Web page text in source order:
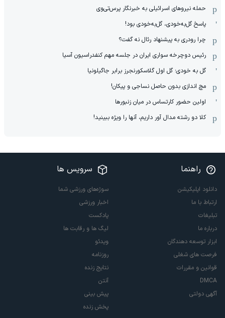
حمله نیروهای اسرائیلی به خبرنگار پرس‌تی‌وی
پاسخ گل‌به‌خودی، گل‌به‌خودی بود!
چرا رودری به پیشنهاد رئال نه گفت؟
رئیس دوچرخه سواری ایران در جلسه مهم کنفدراسیون آسیا
گل به خودی؛ گل اول گلاسکورنجرز برابر جاگیلونیا
مچ اندازی بدون حاصل نساجی و پیکان!
اولین حضور کارتساس در میان زنبورها
کلا دو‌ رشته مدال آور داریم، آنها را ویژه ببینید!
راهنما
دانلود اپلیکیشن
ارتباط با ما
تبلیغات
درباره ما
ابزار توسعه دهندگان
فرصت های شغلی
قوانین و مقررات
DMCA
آگهی دولتی
سرویس ها
سوژه‌های ورزشی شما
اخبار ورزشی
پادکست
لیگ ها و رقابت ها
ویدئو
روزنامه
نتایج زنده
آنتن
پیش بینی
پخش زنده